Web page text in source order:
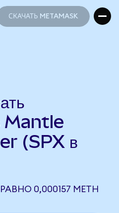
СКАЧАТЬ METAMASK
Mantle
(SPX в
РАВНО 0,000157 METH